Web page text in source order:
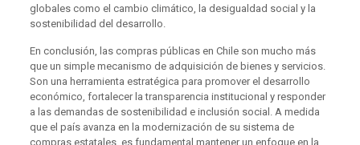
globales como el cambio climático, la desigualdad social y la
sostenibilidad del desarrollo.
En conclusión, las compras públicas en Chile son mucho más
que un simple mecanismo de adquisición de bienes y servicios.
Son una herramienta estratégica para promover el desarrollo
económico, fortalecer la transparencia institucional y responder
a las demandas de sostenibilidad e inclusión social. A medida
que el país avanza en la modernización de su sistema de
compras estatales, es fundamental mantener un enfoque en la